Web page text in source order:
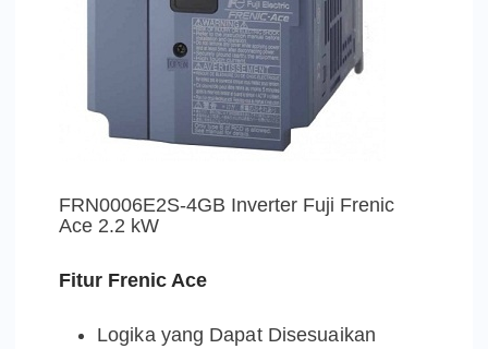
FRN0006E2S-4GB Inverter Fuji Frenic
Ace 2.2 kW
Fitur Frenic Ace
Logika yang Dapat Disesuaikan